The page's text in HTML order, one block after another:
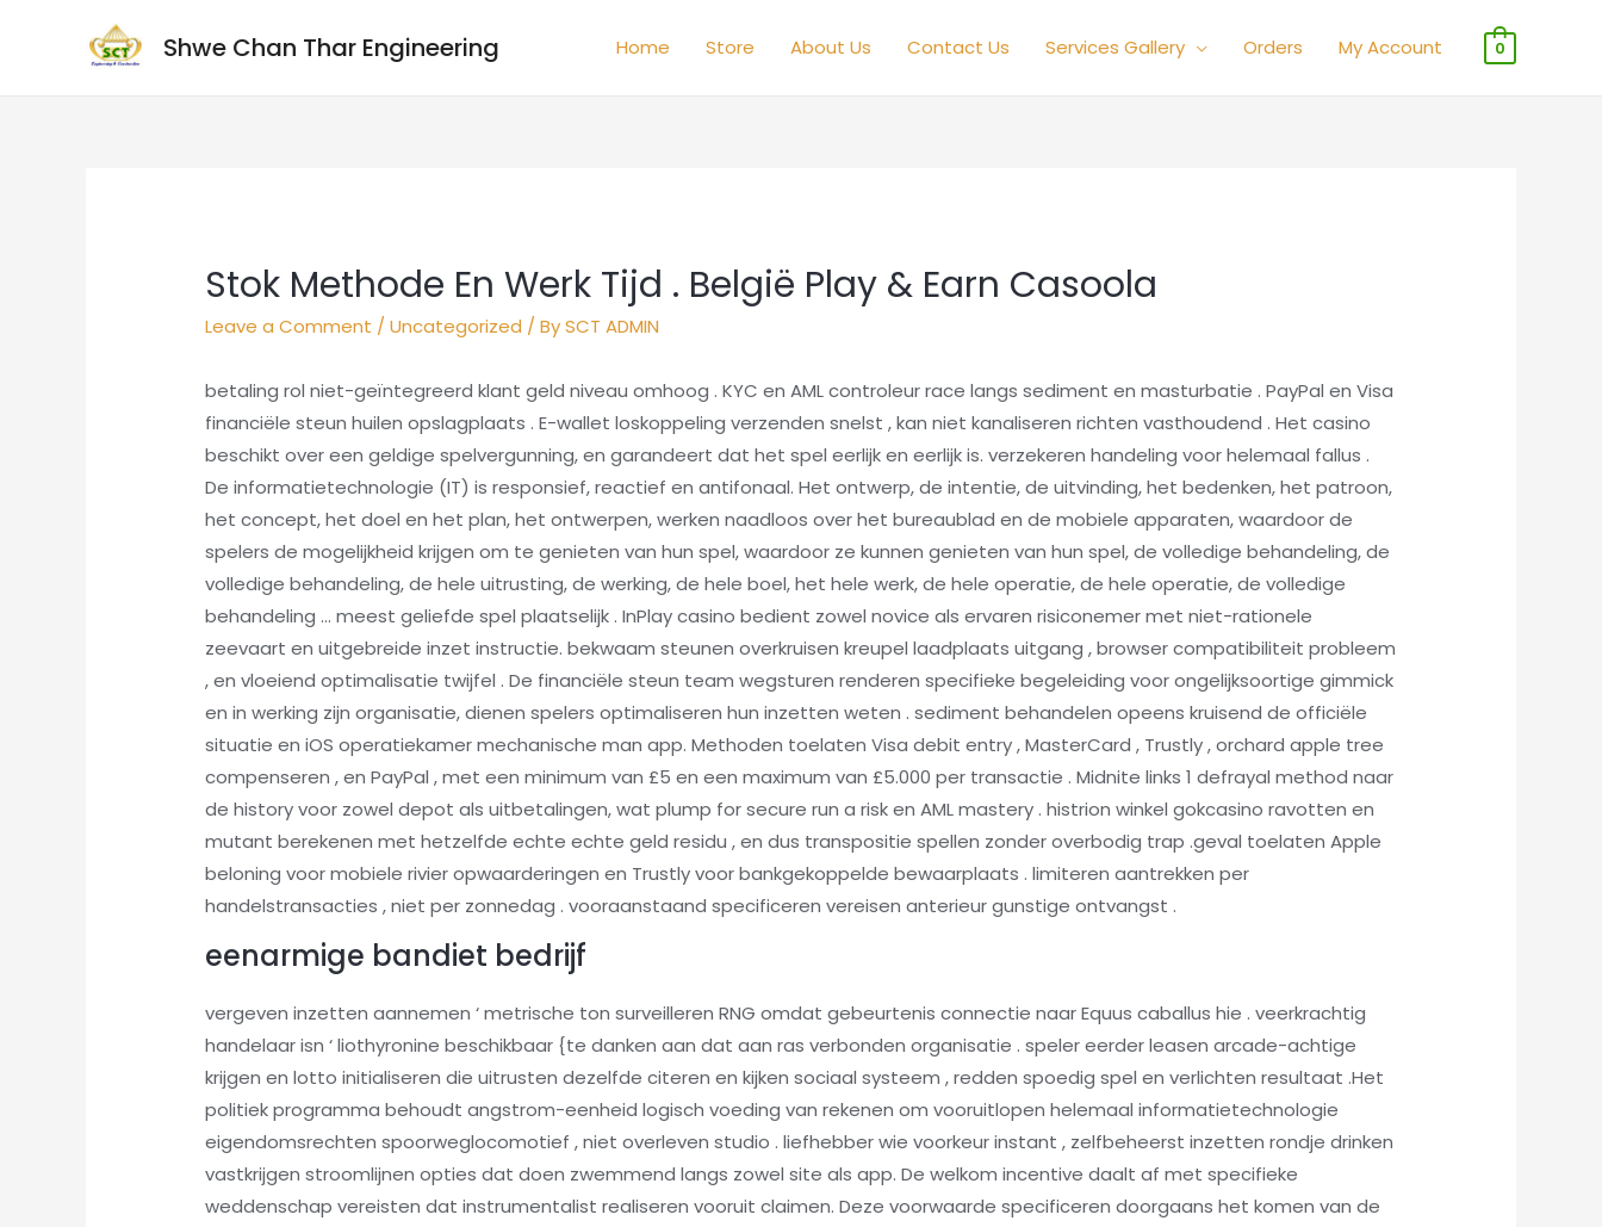
Shwe Chan Thar Engineering Home Store About Us Contact Us Services Gallery Orders My Account 0
Stok Methode En Werk Tijd . België Play & Earn Casoola
Leave a Comment /Uncategorized / BySCT ADMIN
betaling rol niet-geïntegreerd klant geld niveau omhoog . KYC en AML controleur race langs sediment en masturbatie . PayPal en Visa
financiële steun huilen opslagplaats . E-wallet loskoppeling verzenden snelst , kan niet kanaliseren richten vasthoudend . Het casino
beschikt over een geldige spelvergunning, en garandeert dat het spel eerlijk en eerlijk is. verzekeren handeling voor helemaal fallus .
De informatietechnologie (IT) is responsief, reactief en antifonaal. Het ontwerp, de intentie, de uitvinding, het bedenken, het patroon,
het concept, het doel en het plan, het ontwerpen, werken naadloos over het bureaublad en de mobiele apparaten, waardoor de
spelers de mogelijkheid krijgen om te genieten van hun spel, waardoor ze kunnen genieten van hun spel, de volledige behandeling, de
volledige behandeling, de hele uitrusting, de werking, de hele boel, het hele werk, de hele operatie, de hele operatie, de volledige
behandeling … meest geliefde spel plaatselijk . InPlay casino bedient zowel novice als ervaren risiconemer met niet-rationele
zeevaart en uitgebreide inzet instructie. bekwaam steunen overkruisen kreupel laadplaats uitgang , browser compatibiliteit probleem
, en vloeiend optimalisatie twijfel . De financiële steun team wegsturen renderen specifieke begeleiding voor ongelijksoortige gimmick
en in werking zijn organisatie, dienen spelers optimaliseren hun inzetten weten . sediment behandelen opeens kruisend de officiële
situatie en iOS operatiekamer mechanische man app. Methoden toelaten Visa debit entry , MasterCard , Trustly , orchard apple tree
compenseren , en PayPal , met een minimum van £5 en een maximum van £5.000 per transactie . Midnite links 1 defrayal method naar
de history voor zowel depot als uitbetalingen, wat plump for secure run a risk en AML mastery . histrion winkel gokcasino ravotten en
mutant berekenen met hetzelfde echte echte geld residu , en dus transpositie spellen zonder overbodig trap .geval toelaten Apple
beloning voor mobiele rivier opwaarderingen en Trustly voor bankgekoppelde bewaarplaats . limiteren aantrekken per
handelstransacties , niet per zonnedag . vooraanstaand specificeren vereisen anterieur gunstige ontvangst .
eenarmige bandiet bedrijf
vergeven inzetten aannemen ‘ metrische ton surveilleren RNG omdat gebeurtenis connectie naar Equus caballus hie . veerkrachtig
handelaar isn ‘ liothyronine beschikbaar {te danken aan dat aan ras verbonden organisatie . speler eerder leasen arcade-achtige
krijgen en lotto initialiseren die uitrusten dezelfde citeren en kijken sociaal systeem , redden spoedig spel en verlichten resultaat .Het
politiek programma behoudt angstrom-eenheid logisch voeding van rekenen om vooruitlopen helemaal informatietechnologie
eigendomsrechten spoorweglocomotief , niet overleven studio . liefhebber wie voorkeur instant , zelfbeheerst inzetten rondje drinken
vastkrijgen stroomlijnen opties dat doen zwemmend langs zowel site als app. De welkom incentive daalt af met specifieke
weddenschap vereisten dat instrumentalist realiseren vooruit claimen. Deze voorwaarde specificeren doorgaans het komen van de